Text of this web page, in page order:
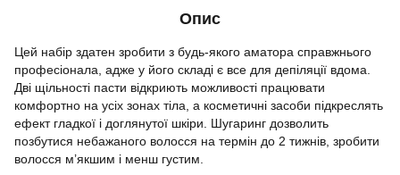
Опис
Цей набір здатен зробити з будь-якого аматора справжнього
професіонала, адже у його складі є все для депіляції вдома.
Дві щільності пасти відкриють можливості працювати
комфортно на усіх зонах тіла, а косметичні засоби підкреслять
ефект гладкої і доглянутої шкіри. Шугаринг дозволить
позбутися небажаного волосся на термін до 2 тижнів, зробити
волосся м’якшим і менш густим.